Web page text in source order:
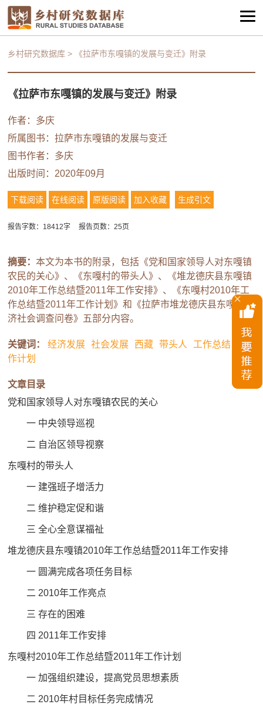
乡村研究数据库 > 《拉萨市东嘎镇的发展与变迁》附录
《拉萨市东嘎镇的发展与变迁》附录
作者：多庆
所属图书：拉萨市东嘎镇的发展与变迁
图书作者：多庆
出版时间：2020年09月
下载阅读 在线阅读 原版阅读 加入收藏 生成引文
报告字数：18412字 报告页数：25页
摘要：本文为本书的附录，包括《党和国家领导人对东嘎镇
农民的关心》、《东嘎村的带头人》、《堆龙德庆县东嘎镇
2010年工作总结暨2011年工作安排》、《东嘎村2010年工
作总结暨2011年工作计划》和《拉萨市堆龙德庆县东嘎镇经
济社会调查问卷》五部分内容。
关键词： 经济发展 社会发展 西藏 带头人 工作总结
工
作计划
文章目录
党和国家领导人对东嘎镇农民的关心
一 中央领导巡视
二 自治区领导视察
东嘎村的带头人
一 建强班子增活力
二 维护稳定促和谐
三 全心全意谋福祉
堆龙德庆县东嘎镇2010年工作总结暨2011年工作安排
一 圆满完成各项任务目标
二 2010年工作亮点
三 存在的困难
四 2011年工作安排
东嘎村2010年工作总结暨2011年工作计划
一 加强组织建设，提高党员思想素质
二 2010年村目标任务完成情况